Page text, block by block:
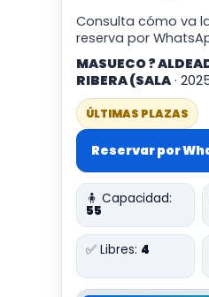
Consulta cómo va
reserva por
MASUECO ?
RIBERA (SALA ·
ÚLTIMAS PLAZAS
Reservar por
🧍 Capacidad:
55
✅ Libres: 4